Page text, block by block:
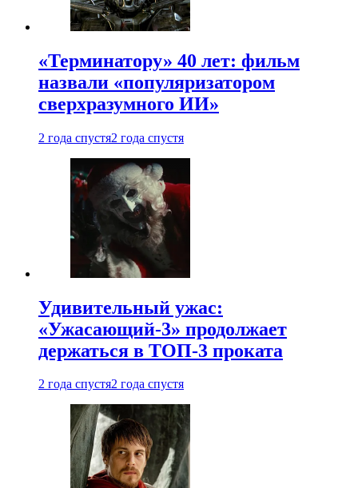
«Терминатору» 40 лет: фильм
назвали «популяризатором
сверхразумного ИИ»
2 года спустя2 года спустя
Удивительный ужас:
«Ужасающий-3» продолжает
держаться в ТОП-3 проката
2 года спустя2 года спустя